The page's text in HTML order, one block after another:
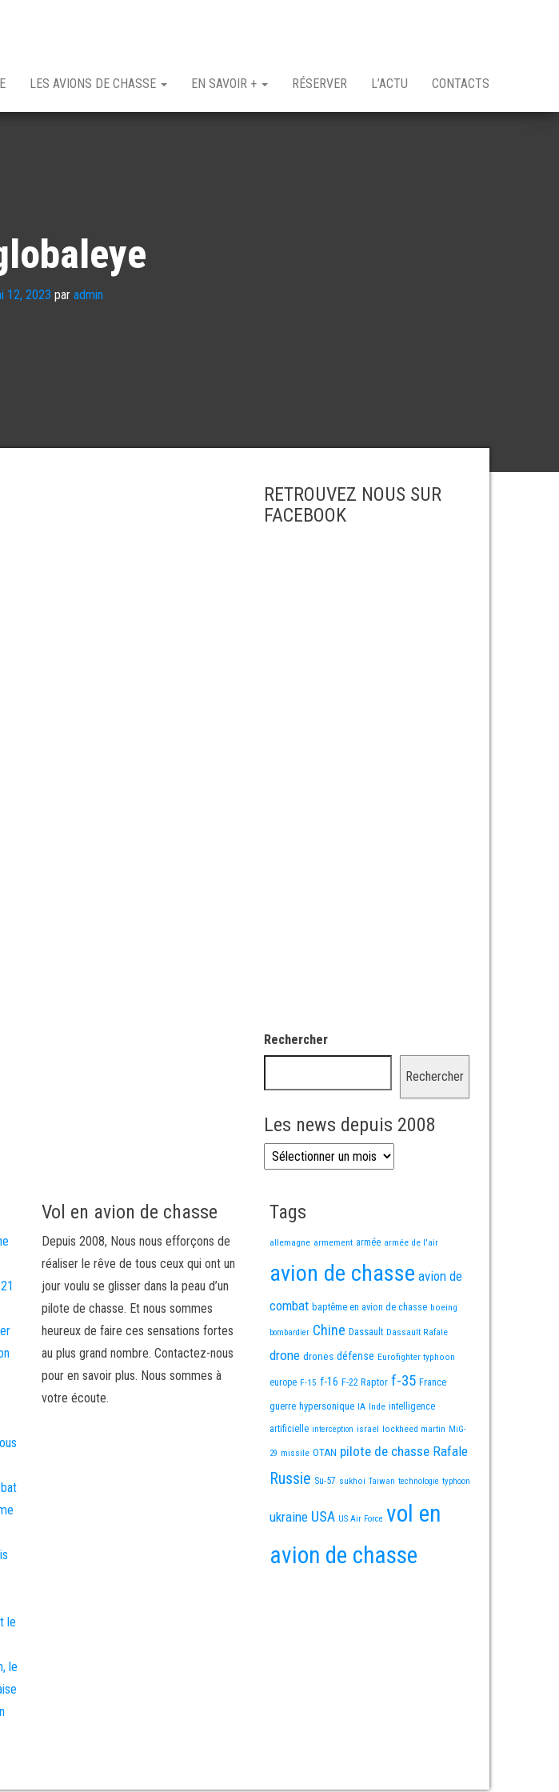
LES AVIONS DE CHASSE EN SAVOIR + RÉSERVER L’ACTU CONTACTS
12, 2023 par admin
RETROUVEZ NOUS SUR
FACEBOOK
Rechercher
Rechercher
Les news depuis 2008
Les news depuis 2008
le
le
Vol en avion de chasse
Depuis 2008, Nous nous efforçons de
réaliser le rêve de tous ceux qui ont un
jour voulu se glisser dans la peau d’un
pilote de chasse. Et nous sommes
heureux de faire ces sensations fortes
au plus grand nombre. Contactez-nous
pour en savoir plus. Nous sommes à
votre écoute.
Tags
allemagne armement armée armée de l'air
avion de chasse avion de
combat baptême en avion de chasse boeing
bombardier Chine Dassault Dassault Rafale
drone drones défense Eurofighter typhoon
europe F-15 f-16 F-22 Raptor f-35 France
guerre hypersonique IA Inde intelligence
artificielle interception israel lockheed martin MiG-
29 missile OTAN pilote de chasse Rafale
Russie Su-57 sukhoi Taiwan technologie typhoon
ukraine USA US Air Force vol en
avion de chasse